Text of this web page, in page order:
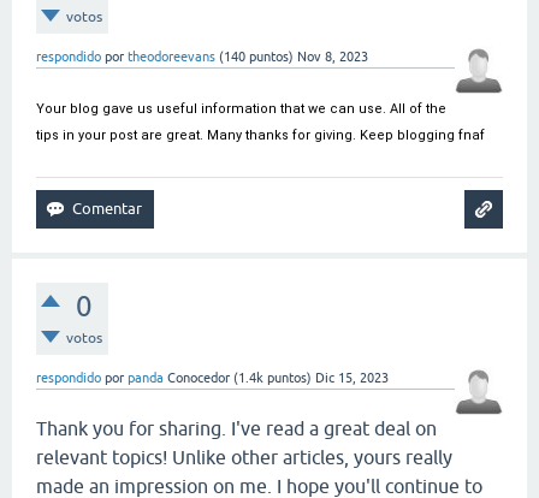
votos
respondido por theodoreevans (140 puntos) Nov 8, 2023
Your blog gave us useful information that we can use. All of the
tips in your post are great. Many thanks for giving. Keep blogging fnaf
0
votos
respondido por panda Conocedor (1.4k puntos) Dic 15, 2023
Thank you for sharing. I've read a great deal on
relevant topics! Unlike other articles, yours really
made an impression on me. I hope you'll continue to